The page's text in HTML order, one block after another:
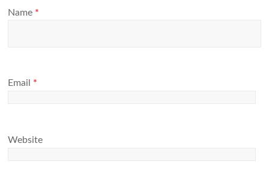
Name *
Email *
Website